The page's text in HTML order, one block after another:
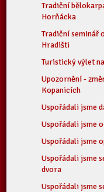
Tradiční
Horňácka
Tradiční seminář
Hradišti
Turistický výlet
Upozornění -
Kopanicích
Uspořádali jsme
Uspořádali jsme
Uspořádali jsme
Uspořádali jsme
dvora
Uspořádali jsme